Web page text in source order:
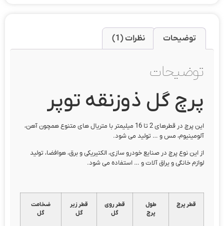
توضیحات نظرات (1)
توضیحات
پرچ گل ذوزنقه توپر
این پرچ در قطرهای 2 تا 16 میلیمتر با متریال های متنوع همچون آهن،
آلومینیوم، مس و … تولید می شود.
از این نوع پرچ در صنایع خودرو سازی، الکتیریکی و برق، هوافضا، تولید
لوازم خانگی و یراق آلات و … استفاده می شود.
قطر پرچ
طول
پرچ
قطر روی
گل
قطر زیر
گل
ضخامت
گل